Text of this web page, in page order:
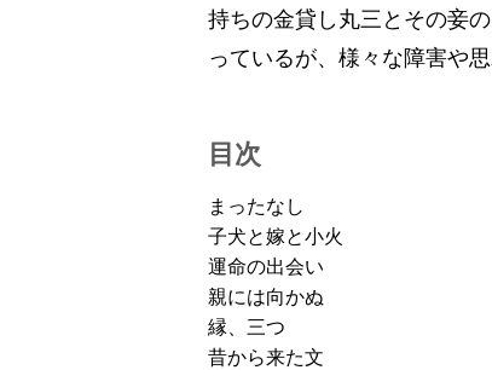
持ちの金貸し丸三とその妾
っているが、様々な障害や
目次
まったなし
子犬と嫁と小火
運命の出会い
親には向かぬ
縁、三つ
昔から来た文